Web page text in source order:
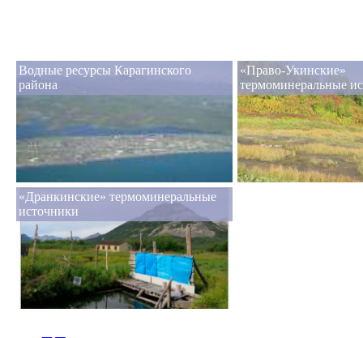
Водные ресурсы Карагинского
района
«Право-Укинские»
термоминеральные
«Дранкинские» термоминеральные
источники